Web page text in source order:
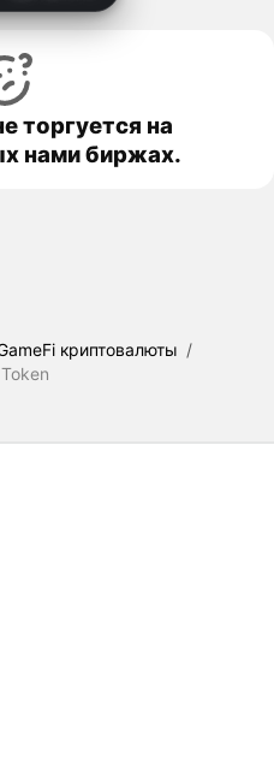
торгуется на
нами биржах.
криптовалюты /